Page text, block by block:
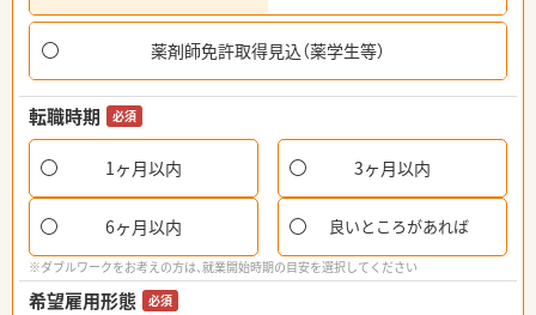
薬剤師免許取得見込（薬学生等）
転職時期 必須
1ヶ月以内 3ヶ月以内
6ヶ月以内 良いところがあれば
※ダブルワークをお考えの方は、就業開始時期の目安を選択してください
希望雇用形態 必須